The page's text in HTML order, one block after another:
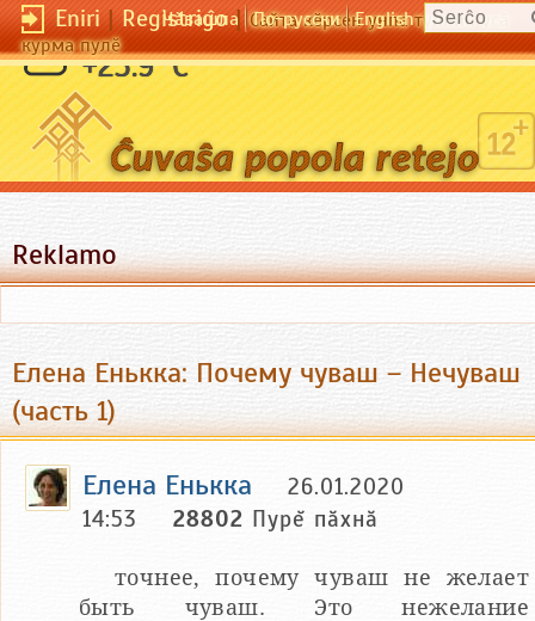
Eniri|Registriĝo|Сайта кӗрсен унпа туллин усӑ
курма пулӗ
Чӑвашла По-русски English
+23.9 °C
Reklamo
Елена Енькка: Почему чуваш – Нечуваш
(часть 1)
Елена Енькка
26.01.2020
14:53
28802 Пурĕ пăхнă
точнее, почему чуваш не желает
быть чуваш. Это нежелание